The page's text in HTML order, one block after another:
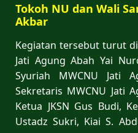
Tokoh NU dan Wali
Akbar
Kegiatan tersebut turut
Jati Agung Abah Yai
Syuriah MWCNU Jati
Sekretaris MWCNU Jati
Ketua JKSN Gus Budi,
Ustadz Sukri, Kiai S.